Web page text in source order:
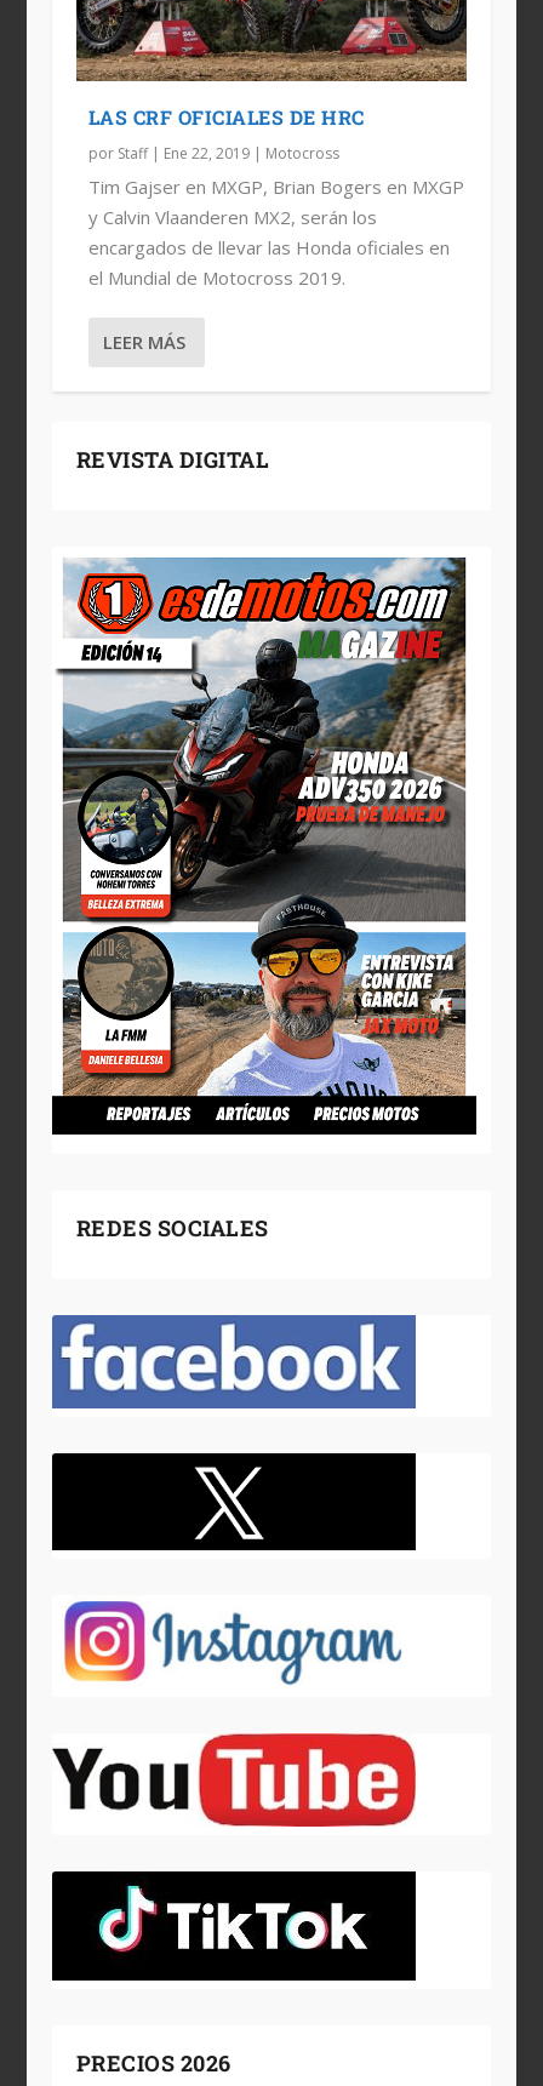
LAS CRF OFICIALES DE HRC
por Staff| Ene 22, 2019| Motocross
Tim Gajser en MXGP, Brian Bogers en MXGP
y Calvin Vlaanderen MX2, serán los
encargados de llevar las Honda oficiales en
el Mundial de Motocross 2019.
LEER MÁS
REVISTA DIGITAL
REDES SOCIALES
PRECIOS 2026